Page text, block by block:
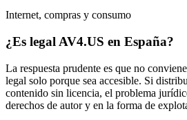
Internet, compras y consumo
¿Es legal AV4.US en España?
La respuesta prudente es que no
legal solo porque sea accesible. Si
contenido sin licencia, el problema
derechos de autor y en la forma de